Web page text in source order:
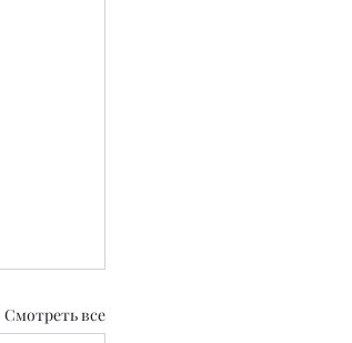
Смотреть все